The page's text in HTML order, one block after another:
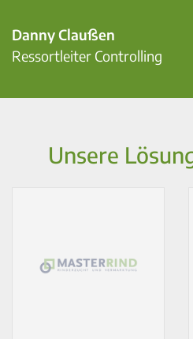
Danny Claußen
Ressortleiter Controlling
Unsere